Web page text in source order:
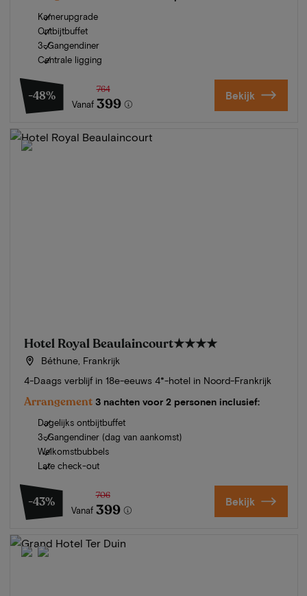
Kamerupgrade
Ontbijtbuffet
3-Gangendiner
Centrale ligging
-48%
Vanaf
764
399 Bekijk
Hotel Royal Beaulaincourt★★★★
Béthune, Frankrijk
4-Daags verblijf in 18e-eeuws 4*-hotel in Noord-Frankrijk
Arrangement 3 nachten voor 2 personen inclusief:
Dagelijks ontbijtbuffet
3-Gangendiner (dag van aankomst)
Welkomstbubbels
Late check-out
-43%
Vanaf
706
399 Bekijk